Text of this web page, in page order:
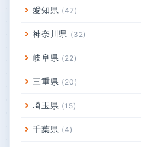
愛知県 47
神奈川県 32
岐阜県 22
三重県 20
埼玉県 15
千葉県 4